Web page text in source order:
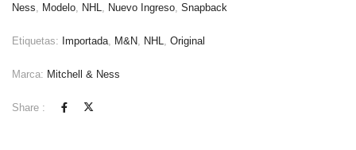
Ness, Modelo, NHL, Nuevo Ingreso, Snapback
Etiquetas: Importada, M&N, NHL, Original
Marca: Mitchell & Ness
Share :